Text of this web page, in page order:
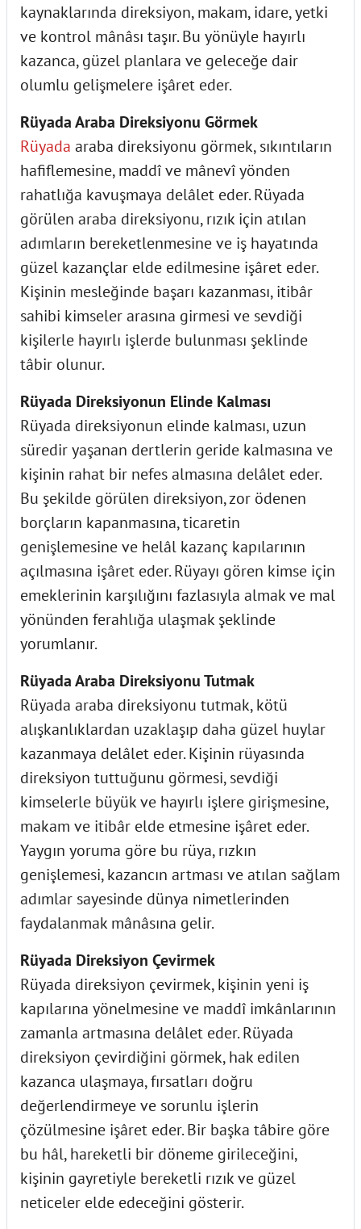
kaynaklarında direksiyon, makam, idare, yetki
ve kontrol mânâsı taşır. Bu yönüyle hayırlı
kazanca, güzel planlara ve geleceğe dair
olumlu gelişmelere işâret eder.
Rüyada Araba Direksiyonu Görmek
Rüyada araba direksiyonu görmek, sıkıntıların
hafiflemesine, maddî ve mânevî yönden
rahatlığa kavuşmaya delâlet eder. Rüyada
görülen araba direksiyonu, rızık için atılan
adımların bereketlenmesine ve iş hayatında
güzel kazançlar elde edilmesine işâret eder.
Kişinin mesleğinde başarı kazanması, itibâr
sahibi kimseler arasına girmesi ve sevdiği
kişilerle hayırlı işlerde bulunması şeklinde
tâbir olunur.
Rüyada Direksiyonun Elinde Kalması
Rüyada direksiyonun elinde kalması, uzun
süredir yaşanan dertlerin geride kalmasına ve
kişinin rahat bir nefes almasına delâlet eder.
Bu şekilde görülen direksiyon, zor ödenen
borçların kapanmasına, ticaretin
genişlemesine ve helâl kazanç kapılarının
açılmasına işâret eder. Rüyayı gören kimse için
emeklerinin karşılığını fazlasıyla almak ve mal
yönünden ferahlığa ulaşmak şeklinde
yorumlanır.
Rüyada Araba Direksiyonu Tutmak
Rüyada araba direksiyonu tutmak, kötü
alışkanlıklardan uzaklaşıp daha güzel huylar
kazanmaya delâlet eder. Kişinin rüyasında
direksiyon tuttuğunu görmesi, sevdiği
kimselerle büyük ve hayırlı işlere girişmesine,
makam ve itibâr elde etmesine işâret eder.
Yaygın yoruma göre bu rüya, rızkın
genişlemesi, kazancın artması ve atılan sağlam
adımlar sayesinde dünya nimetlerinden
faydalanmak mânâsına gelir.
Rüyada Direksiyon Çevirmek
Rüyada direksiyon çevirmek, kişinin yeni iş
kapılarına yönelmesine ve maddî imkânlarının
zamanla artmasına delâlet eder. Rüyada
direksiyon çevirdiğini görmek, hak edilen
kazanca ulaşmaya, fırsatları doğru
değerlendirmeye ve sorunlu işlerin
çözülmesine işâret eder. Bir başka tâbire göre
bu hâl, hareketli bir döneme girileceğini,
kişinin gayretiyle bereketli rızık ve güzel
neticeler elde edeceğini gösterir.